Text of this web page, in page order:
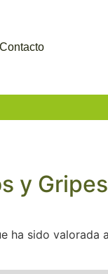
Contacto
y Gripes
ha sido valorada